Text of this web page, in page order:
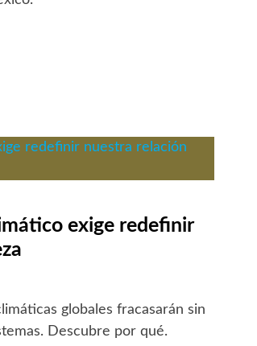
exige redefinir
globales fracasarán sin
Descubre por qué.